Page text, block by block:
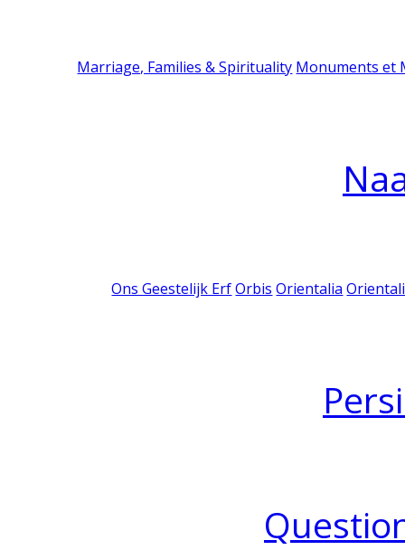
Marriage, Families & Spirituality Monuments et
Ons Geestelijk Erf Orbis Orientalia